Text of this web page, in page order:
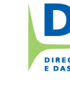
A ANQEP, IP
coordenar a
certificação
sistema de
Certificação